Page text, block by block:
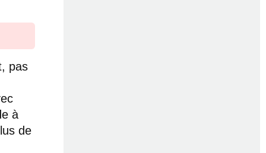
pas
à
de